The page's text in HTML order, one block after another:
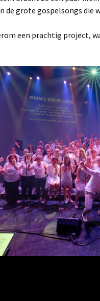
de grote gospelsongs die
een prachtig project,